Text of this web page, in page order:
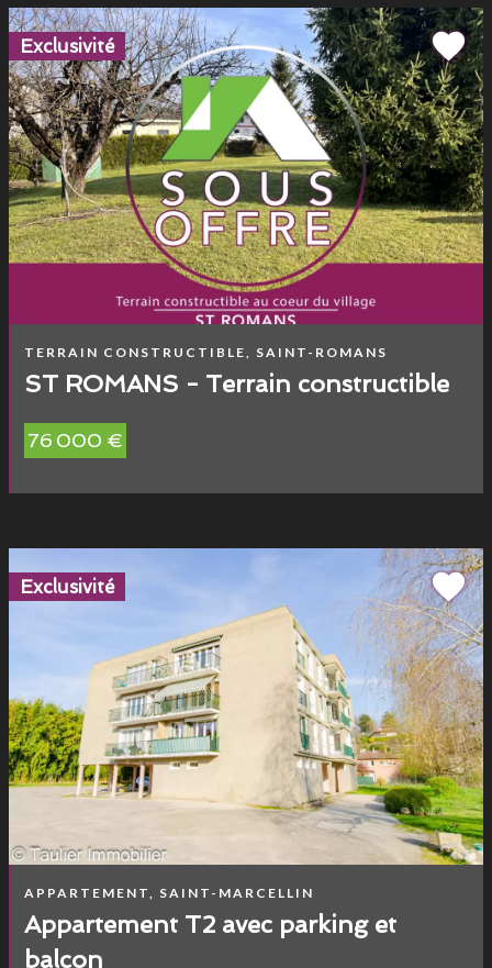
TERRAIN CONSTRUCTIBLE, SAINT-ROMANS
ST ROMANS - Terrain constructible
76 000 €
Exclusivité
APPARTEMENT, SAINT-MARCELLIN
Appartement T2 avec parking et
balcon
Exclusivité